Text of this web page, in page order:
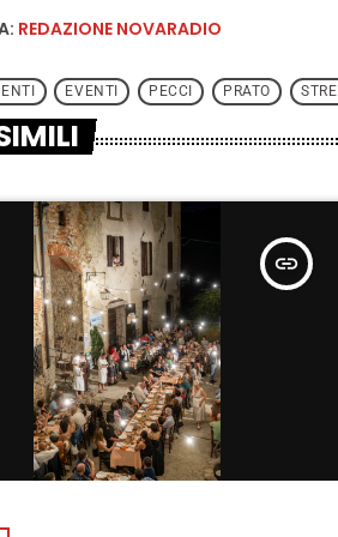
REDAZIONE NOVARADIO
EVENTI PECCI PRATO
insert_link